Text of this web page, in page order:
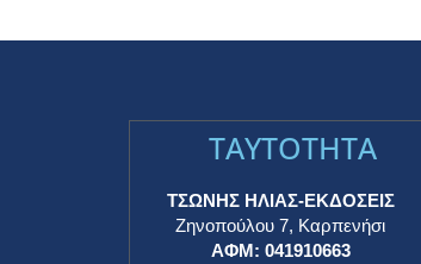
TAYTOTHTA
ΤΣΩΝΗΣ ΗΛΙΑΣ-ΕΚΔΟΣΕΙΣ
Ζηνοπούλου 7, Καρπενήσι
ΑΦΜ: 041910663